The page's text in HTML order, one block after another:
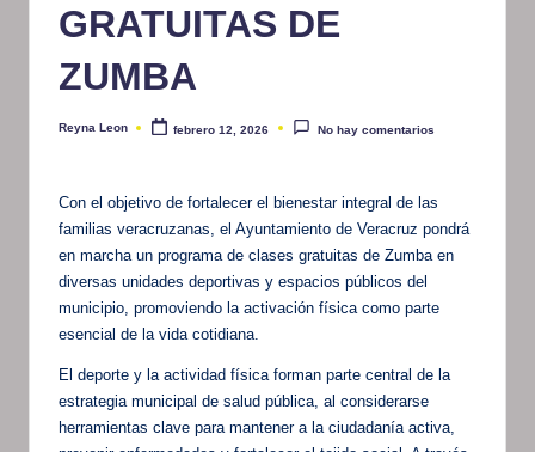
GRATUITAS DE
ZUMBA
Publicado
Reyna Leon febrero 12, 2026 No hay comentarios
Con el objetivo de fortalecer el bienestar integral de las
familias veracruzanas, el Ayuntamiento de Veracruz pondrá
en marcha un programa de clases gratuitas de Zumba en
diversas unidades deportivas y espacios públicos del
municipio, promoviendo la activación física como parte
esencial de la vida cotidiana.
El deporte y la actividad física forman parte central de la
estrategia municipal de salud pública, al considerarse
herramientas clave para mantener a la ciudadanía activa,